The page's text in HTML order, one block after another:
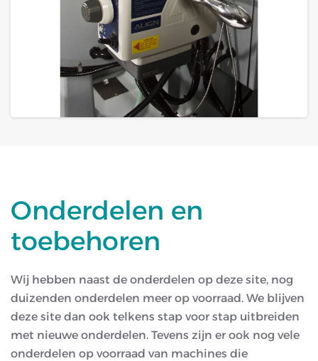
Onderdelen en
toebehoren
Wij hebben naast de onderdelen op deze site, nog
duizenden onderdelen meer op voorraad. We blijven
deze site dan ook telkens stap voor stap uitbreiden
met nieuwe onderdelen. Tevens zijn er ook nog vele
onderdelen op voorraad van machines die